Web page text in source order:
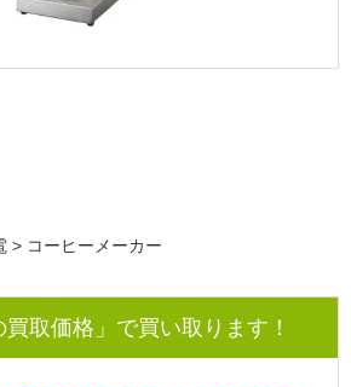
> コーヒーメーカー
買取価格」で買い取ります！